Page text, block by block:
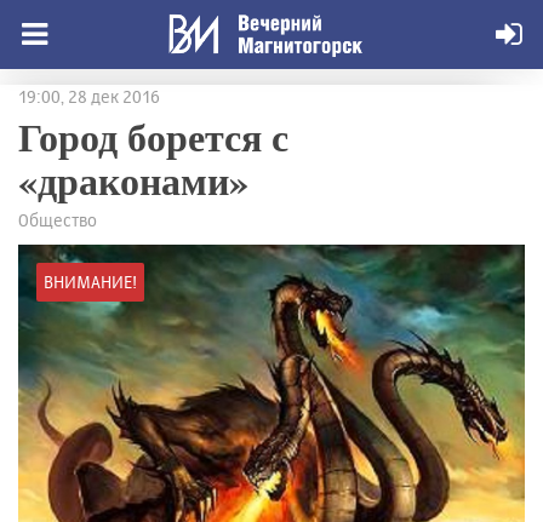
19:00, 28 дек 2016
Город борется с
«драконами»
Общество
ВНИМАНИЕ!